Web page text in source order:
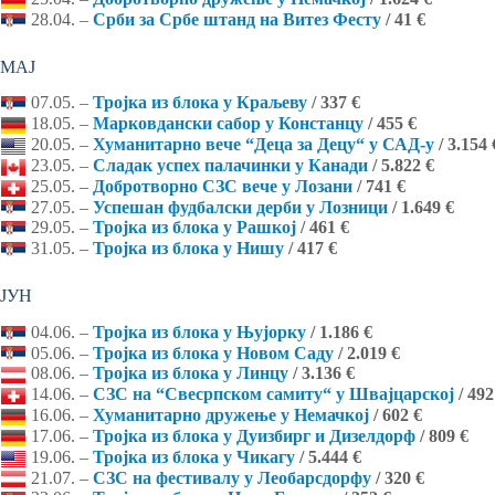
28.04. – Срби за Србе штанд на Витез Фесту / 41 €
МАЈ
07.05. – Тројка из блока у Краљеву / 337 €
18.05. – Марковдански сабор у Констанцу / 455 €
20.05. – Хуманитарно вече “Деца за Децу“ у САД-у / 3.154
23.05. – Сладак успех палачинки у Канади / 5.822 €
25.05. – Добротворно СЗС вече у Лозани / 741 €
27.05. – Успешан фудбалски дерби у Лозници / 1.649 €
29.05. – Тројка из блока у Рашкој / 461 €
31.05. – Тројка из блока у Нишу / 417 €
ЈУН
04.06. – Тројка из блока у Њујорку / 1.186 €
05.06. – Тројка из блока у Новом Саду / 2.019 €
08.06. – Тројка из блока у Линцу / 3.136 €
14.06. – СЗС на “Свесрпском самиту“ у Швајцарској /
16.06. – Хуманитарно дружење у Немачкој / 602 €
17.06. – Тројка из блока у Дуизбирг и Дизелдорф / 809 €
19.06. – Тројка из блока у Чикагу / 5.444 €
21.07. – СЗС на фестивалу у Леобарсдорфу / 320 €